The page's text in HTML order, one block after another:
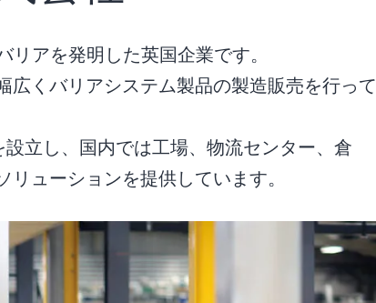
アを発明した英国企業です。
くバリアシステム製品の製造販売を行って
立し、国内では工場、物流センター、倉
ューションを提供しています。